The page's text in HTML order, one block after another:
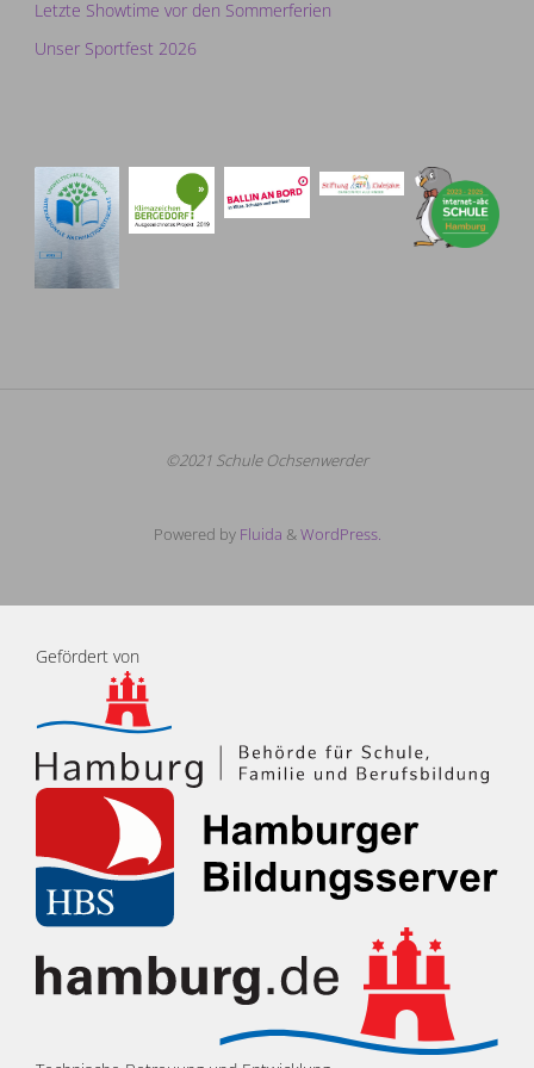
Letzte Showtime vor den Sommerferien
Unser Sportfest 2026
©2021 Schule Ochsenwerder
Powered byFluida &WordPress.
Gefördert von